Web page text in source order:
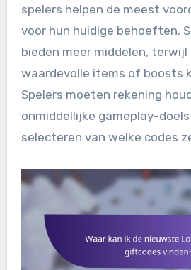
spelers helpen de meest
voor hun huidige behoeften.
bieden meer middelen, terwijl
waardevolle items of boosts
Spelers moeten rekening
onmiddellijke gameplay-
selecteren van welke codes